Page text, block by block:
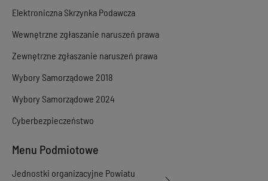
Elektroniczna Skrzynka Podawcza
Wewnętrzne zgłaszanie naruszeń prawa
Zewnętrzne zgłaszanie naruszeń prawa
Wybory Samorządowe 2018
Wybory Samorządowe 2024
Cyberbezpieczeństwo
Menu Podmiotowe
Jednostki organizacyjne Powiatu